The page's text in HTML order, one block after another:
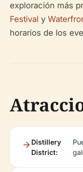
exploración más
Festival y
horarios de los
Distillery
District: